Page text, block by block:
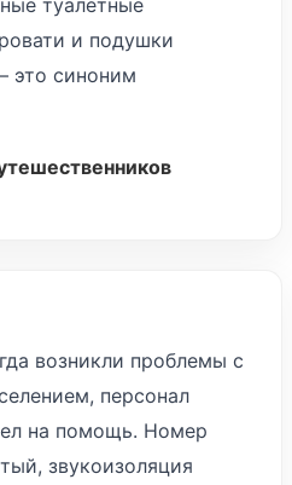
туалетные
и подушки
это синоним
возникли проблемы с
персонал
на помощь. Номер
звукоизоляция